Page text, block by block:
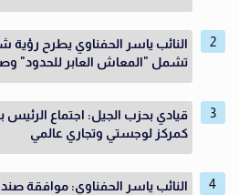
النائب ياسر الحفناوي يطرح رؤية
تشمل "المعاش العابر للحدود"
قيادي بحزب الجيل: اجتماع
كمركز لوجستي وتجاري عالمي
النائب ياسر الحفناوي: موافقة